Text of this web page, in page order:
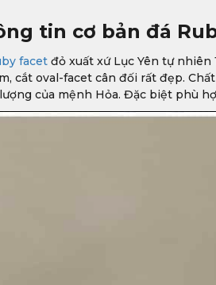
tin cơ bản đá
facet đỏ xuất xứ Lục Yên tự nhiên
cắt oval-facet cân đối rất đẹp.
của mệnh Hỏa. Đặc biệt phù